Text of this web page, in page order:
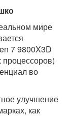
мире
7 9800X3D
во
улучшение
как